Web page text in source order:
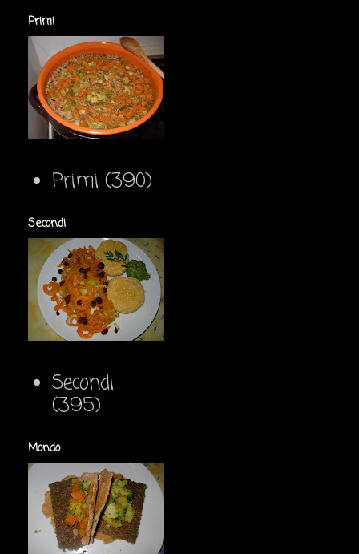
Primi
Primi (390)
Secondi
Secondi
(395)
Mondo